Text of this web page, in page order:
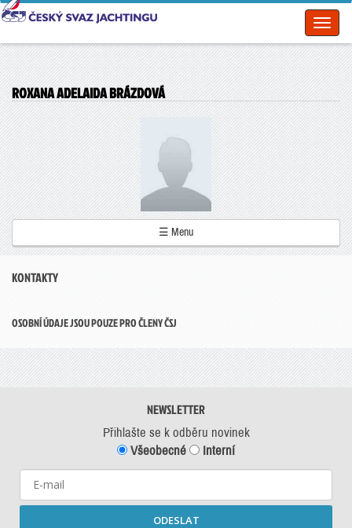
ROXANA ADELAIDA BRÁZDOVÁ
☰ Menu
KONTAKTY
OSOBNÍ ÚDAJE JSOU POUZE PRO ČLENY ČSJ
NEWSLETTER
Přihlašte se k odběru novinek
Všeobecné
Interní
ODESLAT